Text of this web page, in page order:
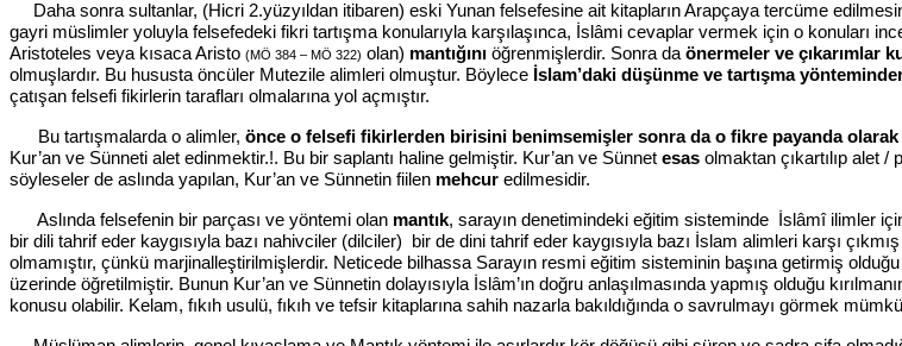
Daha sonra sultanlar, (Hicri 2.yüzyıldan itibaren) eski Yunan felsefesine ait kitapların Arapçaya tercüme
gayri müslimler yoluyla felsefedeki fikri tartışma konularıyla karşılaşınca, İslâmi cevaplar vermek için o konuları
Aristoteles veya kısaca Aristo (MÖ 384 – MÖ 322) olan) mantığını öğrenmişlerdir. Sonra da önermeler ve çıkarımlar
olmuşlardır. Bu hususta öncüler Mutezile alimleri olmuştur. Böylece İslam’daki düşünme ve tartışma
çatışan felsefi fikirlerin tarafları olmalarına yol açmıştır.
Bu tartışmalarda o alimler, önce o felsefi fikirlerden birisini benimsemişler sonra da o fikre payanda
Kur’an ve Sünneti alet edinmektir.!. Bu bir saplantı haline gelmiştir. Kur’an ve Sünnet esas olmaktan çıkartılıp alet
söyleseler de aslında yapılan, Kur’an ve Sünnetin fiilen mehcur edilmesidir.
Aslında felsefenin bir parçası ve yöntemi olan mantık, sarayın denetimindeki eğitim sisteminde İslâmî ilimler
bir dili tahrif eder kaygısıyla bazı nahivciler (dilciler) bir de dini tahrif eder kaygısıyla bazı İslam alimleri karşı
olmamıştır, çünkü marjinalleştirilmişlerdir. Neticede bilhassa Sarayın resmi eğitim sisteminin başına getirmiş
üzerinde öğretilmiştir. Bunun Kur’an ve Sünnetin dolayısıyla İslâm’ın doğru anlaşılmasında yapmış olduğu
konusu olabilir. Kelam, fıkıh usulü, fıkıh ve tefsir kitaplarına sahih nazarla bakıldığında o savrulmayı görmek